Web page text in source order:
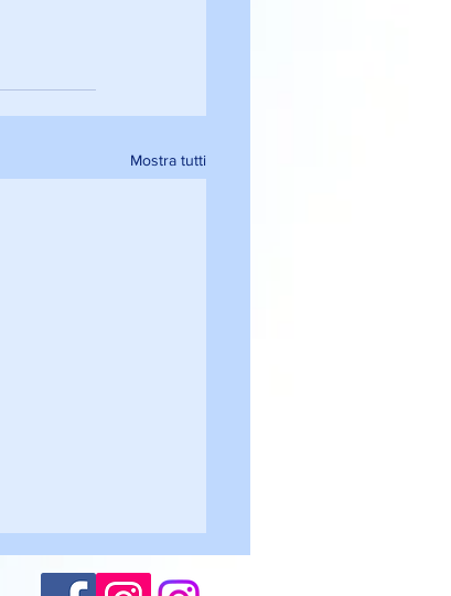
Mostra tutti